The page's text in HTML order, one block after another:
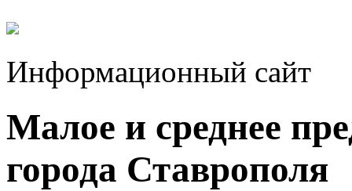
Информационный сайт
Малое и среднее
города Ставрополя